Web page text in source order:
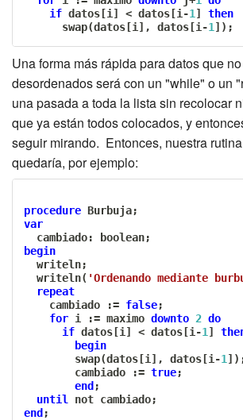
if datos [i ] < datos [i -1 ] then
      swap
(datos [i ] , datos [i -1 ] ) ;
Una forma más rápida para datos que
desordenados será con un "while" o un
una pasada a toda la lista sin recolocar
que ya están todos colocados, y
seguir mirando. Entonces, nuestra
quedaría, por ejemplo:
procedure Burbuja;
var
  cambiado
: boolean;
begin
  writeln
;
  writeln
( 'Ordenando mediante
repeat
    cambiado
:= false;
for i := maximo downto 2 do
if datos [i ] < datos [i -1 ]
begin
        swap
(datos [i ] , datos [i -1 ] )
        cambiado
:= true;
end ;
until
not cambiado;
end ;